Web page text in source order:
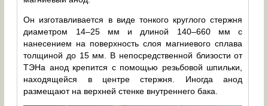
Он изготавливается в виде тонкого круглого стержня
диаметром 14–25 мм и длиной 140–660 мм с
нанесением на поверхность слоя магниевого сплава
толщиной до 15 мм. В непосредственной близости от
ТЭНа анод крепится с помощью резьбовой шпильки,
находящейся в центре стержня. Иногда анод
размещают на верхней стенке внутреннего бака.